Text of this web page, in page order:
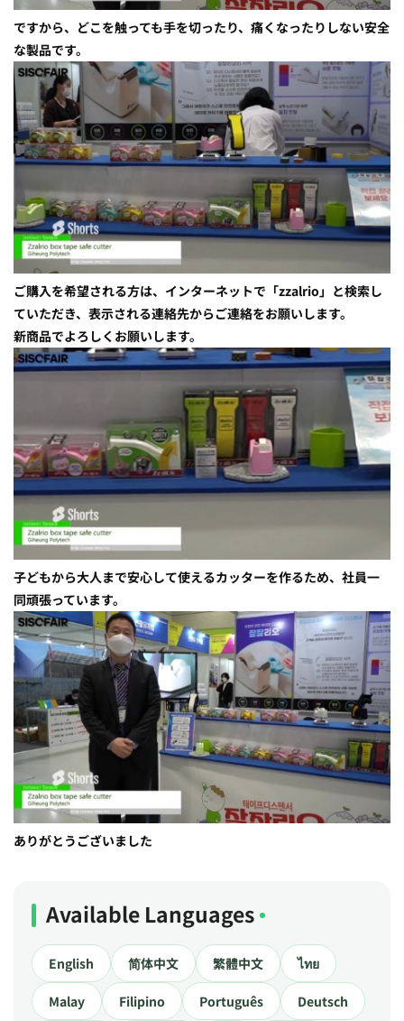
ですから、どこを触っても手を切ったり、痛くなったりしない安全
な製品です。
ご購入を希望される方は、インターネットで「zzalrio」と検索し
ていただき、表示される連絡先からご連絡をお願いします。
新商品でよろしくお願いします。
子どもから大人まで安心して使えるカッターを作るため、社員一
同頑張っています。
ありがとうございました
Available Languages
English 简体中文 繁體中文 ไทย
Malay Filipino Português Deutsch